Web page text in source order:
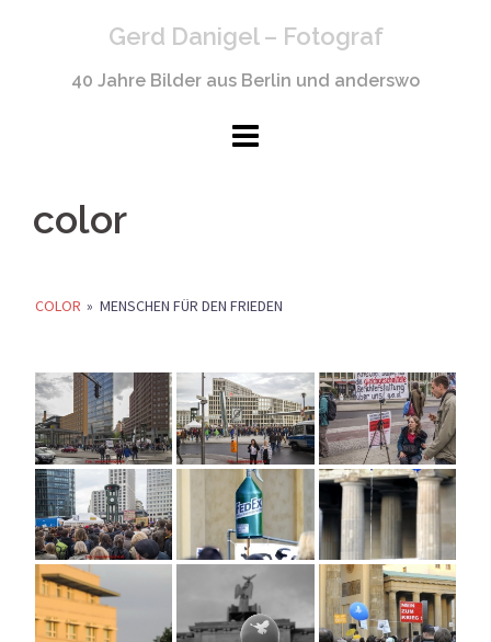
Gerd Danigel – Fotograf
40 Jahre Bilder aus Berlin und anderswo
color
COLOR » MENSCHEN FÜR DEN FRIEDEN